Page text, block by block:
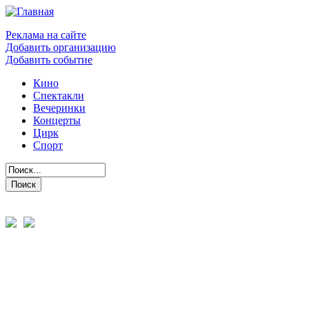
Реклама на сайте
Добавить организацию
Добавить событие
Кино
Спектакли
Вечеринки
Концерты
Цирк
Спорт